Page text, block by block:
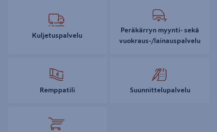
Kuljetuspalvelu
Peräkärryn myynti- sekä
vuokraus-/lainauspalvelu
Remppatili Suunnittelupalvelu